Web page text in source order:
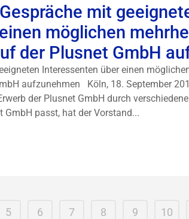
mit
möglichen
der Plusnet GmbH
Interessenten über einen
aufzunehmen Köln, 18. September
der Plusnet GmbH durch
passt, hat der Vorstand...
5 6 7 8 9 10